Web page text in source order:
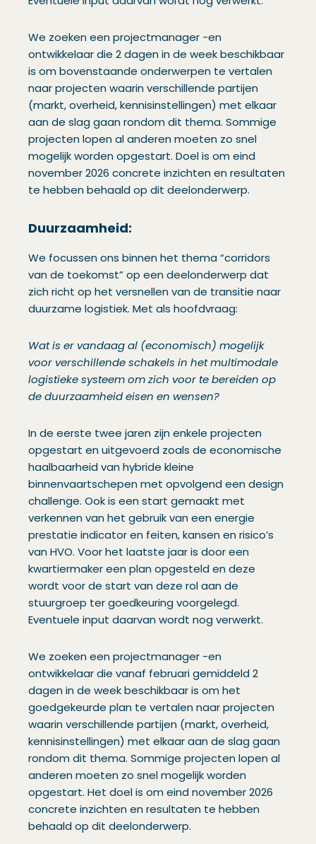
We zoeken een projectmanager -en
ontwikkelaar die 2 dagen in de week beschikbaar
is om bovenstaande onderwerpen te vertalen
naar projecten waarin verschillende partijen
(markt, overheid, kennisinstellingen) met elkaar
aan de slag gaan rondom dit thema. Sommige
projecten lopen al anderen moeten zo snel
mogelijk worden opgestart. Doel is om eind
november 2026 concrete inzichten en resultaten
te hebben behaald op dit deelonderwerp.
Duurzaamheid:
We focussen ons binnen het thema “corridors
van de toekomst” op een deelonderwerp dat
zich richt op het versnellen van de transitie naar
duurzame logistiek. Met als hoofdvraag:
Wat is er vandaag al (economisch) mogelijk
voor verschillende schakels in het multimodale
logistieke systeem om zich voor te bereiden op
de duurzaamheid eisen en wensen?
In de eerste twee jaren zijn enkele projecten
opgestart en uitgevoerd zoals de economische
haalbaarheid van hybride kleine
binnenvaartschepen met opvolgend een design
challenge. Ook is een start gemaakt met
verkennen van het gebruik van een energie
prestatie indicator en feiten, kansen en risico’s
van HVO. Voor het laatste jaar is door een
kwartiermaker een plan opgesteld en deze
wordt voor de start van deze rol aan de
stuurgroep ter goedkeuring voorgelegd.
Eventuele input daarvan wordt nog verwerkt.
We zoeken een projectmanager -en
ontwikkelaar die vanaf februari gemiddeld 2
dagen in de week beschikbaar is om het
goedgekeurde plan te vertalen naar projecten
waarin verschillende partijen (markt, overheid,
kennisinstellingen) met elkaar aan de slag gaan
rondom dit thema. Sommige projecten lopen al
anderen moeten zo snel mogelijk worden
opgestart. Het doel is om eind november 2026
concrete inzichten en resultaten te hebben
behaald op dit deelonderwerp.